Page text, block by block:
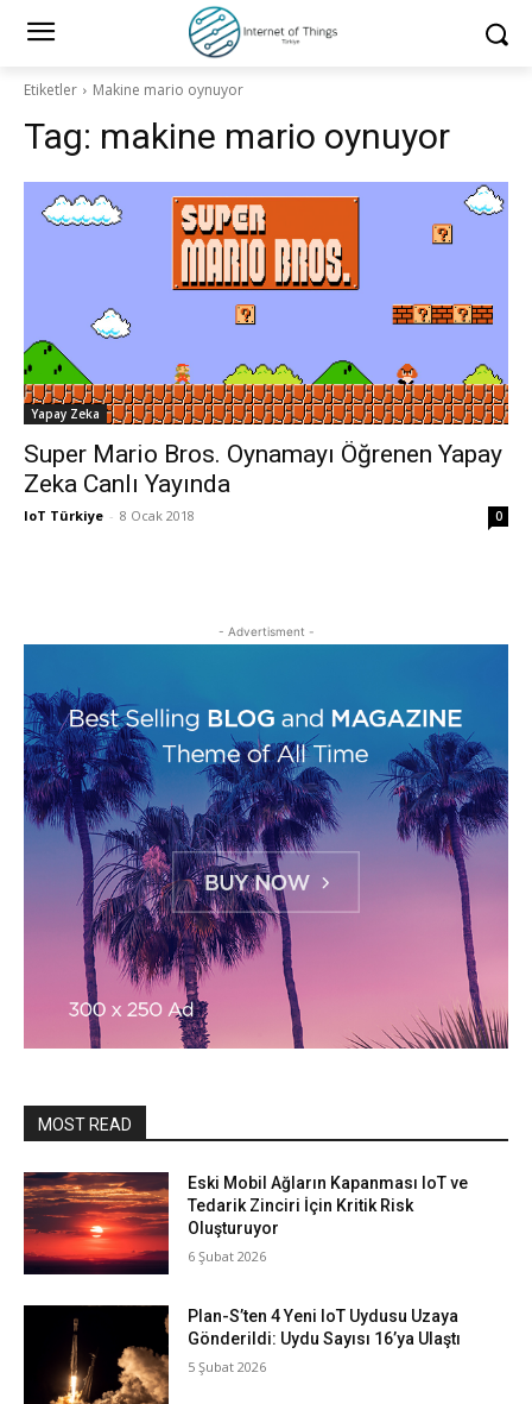
Etiketler Makine mario oynuyor
Tag: makine mario oynuyor
Yapay Zeka
Super Mario Bros. Oynamayı Öğrenen Yapay
Zeka Canlı Yayında
IoT Türkiye - 8 Ocak 2018 0
- Advertisment -
MOST READ
Eski Mobil Ağların Kapanması IoT ve
Tedarik Zinciri İçin Kritik Risk
Oluşturuyor
6 Şubat 2026
Plan-S’ten 4 Yeni IoT Uydusu Uzaya
Gönderildi: Uydu Sayısı 16’ya Ulaştı
5 Şubat 2026